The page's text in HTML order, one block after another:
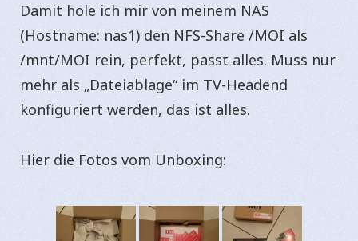
Damit hole ich mir von meinem NAS
(Hostname: nas1) den NFS-Share /MOI als
/mnt/MOI rein, perfekt, passt alles. Muss nur
mehr als „Dateiablage“ im TV-Headend
konfiguriert werden, das ist alles.
Hier die Fotos vom Unboxing: